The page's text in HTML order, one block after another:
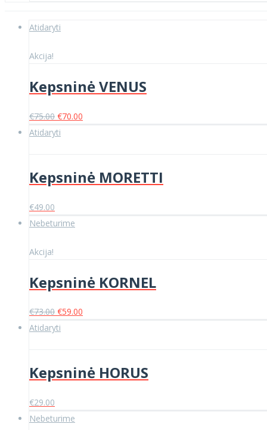
Atidaryti
Akcija!
Kepsninė VENUS
€75.00 Original
price
€70.00
Atidaryti
Kepsninė MORETTI
€49.00
Nebeturime
Akcija!
Kepsninė KORNEL
€73.00 Original
price
€59.00
Atidaryti
Kepsninė HORUS
€29.00
Nebeturime